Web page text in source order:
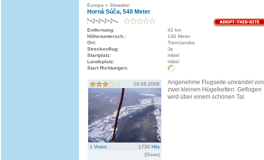
Europa » Slowakei
Horná Súča, 540 Meter
Entfernung:
42 km
Höhenuntersch.:
140 Meter
Ort:
Trencianska
Streckenflug:
Ja
Startplatz:
mittel
Landeplatz:
mittel
Start Richtungen:
19.09.2006
1 Votes 1730 Hits
[Goso]
Angenehme Flugseite umrandet von
zwei kleinen Hügelketten. Geflogen
wird über einem schönen Tal.